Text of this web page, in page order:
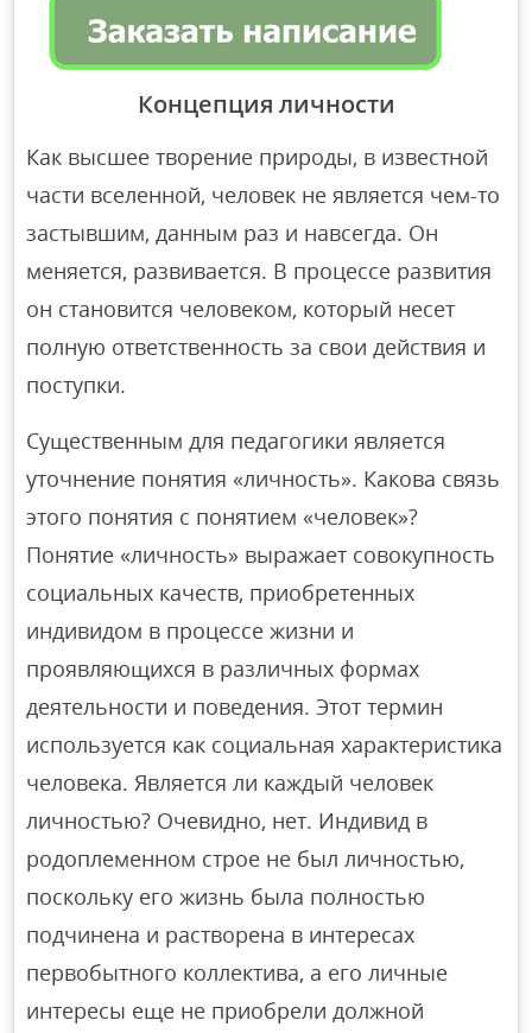
Концепция личности
Как высшее творение природы, в известной
части вселенной, человек не является чем-то
застывшим, данным раз и навсегда. Он
меняется, развивается. В процессе развития
он становится человеком, который несет
полную ответственность за свои действия и
поступки.
Существенным для педагогики является
уточнение понятия «личность». Какова связь
этого понятия с понятием «человек»?
Понятие «личность» выражает совокупность
социальных качеств, приобретенных
индивидом в процессе жизни и
проявляющихся в различных формах
деятельности и поведения. Этот термин
используется как социальная характеристика
человека. Является ли каждый человек
личностью? Очевидно, нет. Индивид в
родоплеменном строе не был личностью,
поскольку его жизнь была полностью
подчинена и растворена в интересах
первобытного коллектива, а его личные
интересы еще не приобрели должной